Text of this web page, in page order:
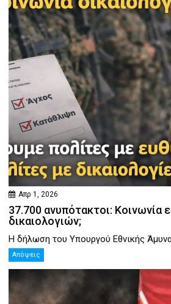
Απρ 1, 2026
37.700 ανυπότακτοι: Κοινωνία
δικαιολογιών;
Η δήλωση του Υπουργού Εθνικής
Απόψεις